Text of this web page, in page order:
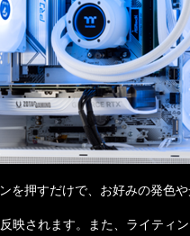
を押すだけで、お好みの発色
映されます。また、ライティ